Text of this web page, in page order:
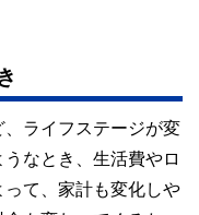
ライフステージが変
なとき、生活費やロ
て、家計も変化しや